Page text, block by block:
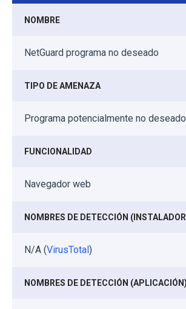
NOMBRE
NetGuard programa no deseado
TIPO DE AMENAZA
Programa potencialmente no deseado
FUNCIONALIDAD
Navegador web
NOMBRES DE DETECCIÓN
N/A (VirusTotal )
NOMBRES DE DETECCIÓN (APLICACIÓN)